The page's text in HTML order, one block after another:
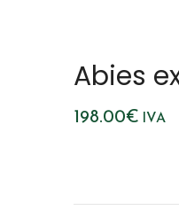
Abies
198.00€ IVA